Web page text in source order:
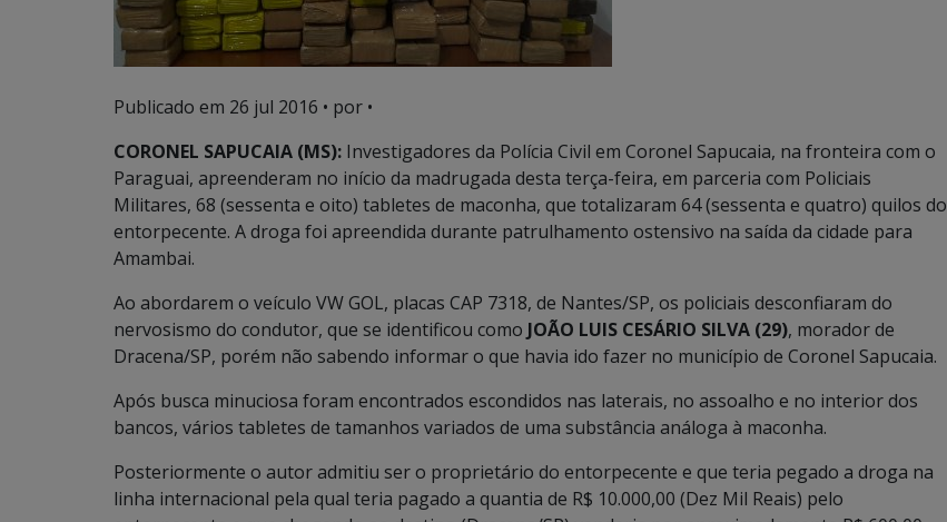
Publicado em 26 jul 2016 • por •
CORONEL SAPUCAIA (MS): Investigadores da Polícia Civil em Coronel Sapucaia, na fronteira com o
Paraguai, apreenderam no início da madrugada desta terça-feira, em parceria com Policiais
Militares, 68 (sessenta e oito) tabletes de maconha, que totalizaram 64 (sessenta e quatro) quilos do
entorpecente. A droga foi apreendida durante patrulhamento ostensivo na saída da cidade para
Amambai.
Ao abordarem o veículo VW GOL, placas CAP 7318, de Nantes/SP, os policiais desconfiaram do
nervosismo do condutor, que se identificou como JOÃO LUIS CESÁRIO SILVA (29), morador de
Dracena/SP, porém não sabendo informar o que havia ido fazer no município de Coronel Sapucaia.
Após busca minuciosa foram encontrados escondidos nas laterais, no assoalho e no interior dos
bancos, vários tabletes de tamanhos variados de uma substância análoga à maconha.
Posteriormente o autor admitiu ser o proprietário do entorpecente e que teria pegado a droga na
linha internacional pela qual teria pagado a quantia de R$ 10.000,00 (Dez Mil Reais) pelo